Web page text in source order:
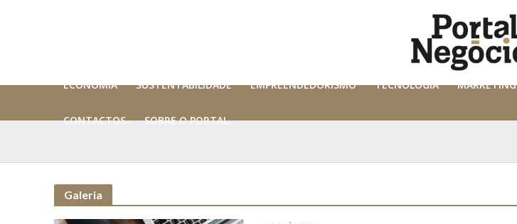
ECONOMIA SUSTENTABILIDADE EMPREENDEDORISMO TECNOLOGIA MARKETING
CONTACTOS SOBRE O PORTAL
Galeria